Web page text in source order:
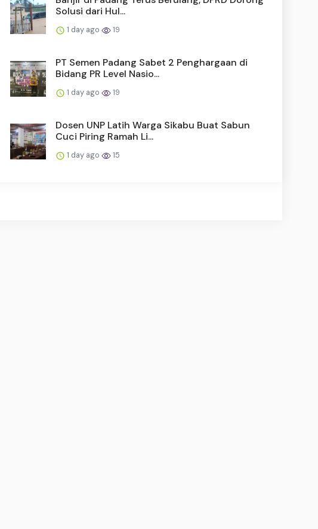
Solusi dari Hul...
1 day ago 19
PT Semen Padang Sabet 2 Penghargaan di
Bidang PR Level Nasio...
1 day ago 19
Dosen UNP Latih Warga Sikabu Buat Sabun
Cuci Piring Ramah Li...
1 day ago 15